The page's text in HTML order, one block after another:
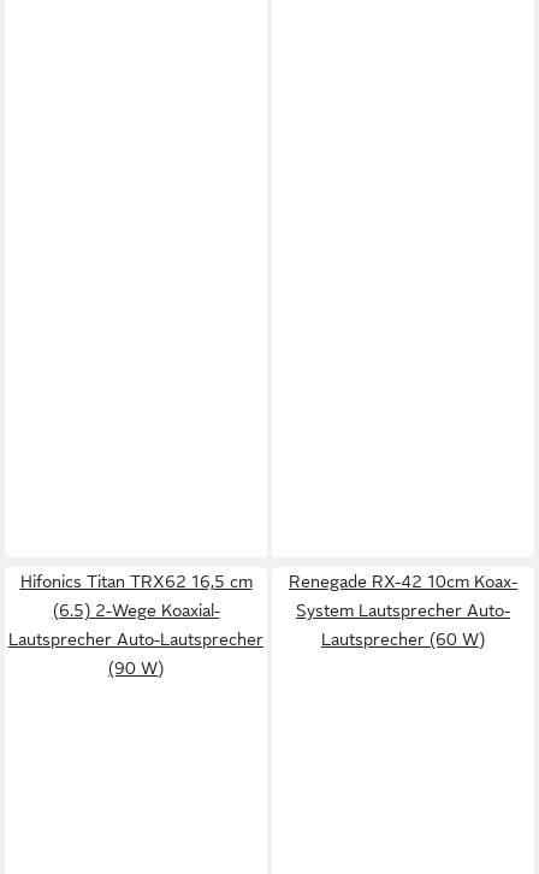
Hifonics Titan TRX62 16,5 cm
(6.5) 2-Wege Koaxial-
Lautsprecher Auto-Lautsprecher
(90 W)
Renegade RX-42 10cm Koax-
System Lautsprecher Auto-
Lautsprecher (60 W)